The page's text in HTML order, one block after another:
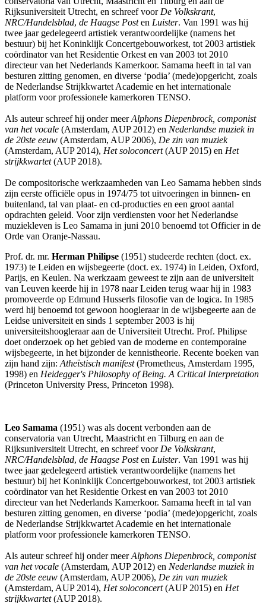
Rijksuniversiteit Utrecht, en schreef voor De Volkskrant,
NRC/Handelsblad, de Haagse Posten Luister. Van 1991 was hij
twee jaar gedelegeerd artistiek verantwoordelijke (namens het
bestuur) bij het Koninklijk Concertgebouworkest, tot 2003 artistiek
coördinator van het Residentie Orkest en van 2003 tot 2010
directeur van het Nederlands Kamerkoor. Samama heeft in tal van
besturen zitting genomen, en diverse ‘podia’ (mede)opgericht, zoals
de Nederlandse Strijkkwartet Academie en het internationale
platform voor professionele kamerkoren TENSO.
Als auteur schreef hij onder meerAlphons Diepenbrock, componist
van het vocale (Amsterdam, AUP 2012) en Nederlandse muziek in
de 20ste eeuw (Amsterdam, AUP 2006), De zin van muziek
(Amsterdam, AUP 2014), Het soloconcert(AUP 2015) en Het
strijkkwartet(AUP 2018).
De compositorische werkzaamheden van Leo Samama hebben sinds
zijn eerste officiële opus in 1974/75 tot uitvoeringen in binnen- en
buitenland, tal van plaat- en cd-producties en een groot aantal
opdrachten geleid. Voor zijn verdiensten voor het Nederlandse
muziekleven is Leo Samama in juni 2010 benoemd tot Officier in de
Orde van Oranje-Nassau.
Prof. dr. mr. Herman Philipse (1951) studeerde rechten (doct. ex.
1973) te Leiden en wijsbegeerte (doct. ex. 1974) in Leiden, Oxford,
Parijs, en Keulen. Na werkzaam geweest te zijn aan de universiteit
van Leuven keerde hij in 1978 naar Leiden terug waar hij in 1983
promoveerde op Edmund Husserls filosofie van de logica. In 1985
werd hij benoemd tot gewoon hoogleraar in de wijsbegeerte aan de
Leidse universiteit en sinds 1 september 2003 is hij
universiteitshoogleraar aan de Universiteit Utrecht. Prof. Philipse
doet onderzoek op het gebied van de moderne en contemporaine
wijsbegeerte, in het bijzonder de kennistheorie. Recente boeken van
zijn hand zijn: Atheïstisch manifest(Prometheus, Amsterdam 1995,
1998) en Heidegger's Philosophy of Being. A Critical Interpretation
(Princeton University Press, Princeton 1998).
Leo Samama (1951) was als docent verbonden aan de
conservatoria van Utrecht, Maastricht en Tilburg en aan de
Rijksuniversiteit Utrecht, en schreef voor De Volkskrant,
NRC/Handelsblad, de Haagse Posten Luister. Van 1991 was hij
twee jaar gedelegeerd artistiek verantwoordelijke (namens het
bestuur) bij het Koninklijk Concertgebouworkest, tot 2003 artistiek
coördinator van het Residentie Orkest en van 2003 tot 2010
directeur van het Nederlands Kamerkoor. Samama heeft in tal van
besturen zitting genomen, en diverse ‘podia’ (mede)opgericht, zoals
de Nederlandse Strijkkwartet Academie en het internationale
platform voor professionele kamerkoren TENSO.
Als auteur schreef hij onder meerAlphons Diepenbrock, componist
van het vocale (Amsterdam, AUP 2012) en Nederlandse muziek in
de 20ste eeuw (Amsterdam, AUP 2006), De zin van muziek
(Amsterdam, AUP 2014), Het soloconcert(AUP 2015) en Het
strijkkwartet(AUP 2018).